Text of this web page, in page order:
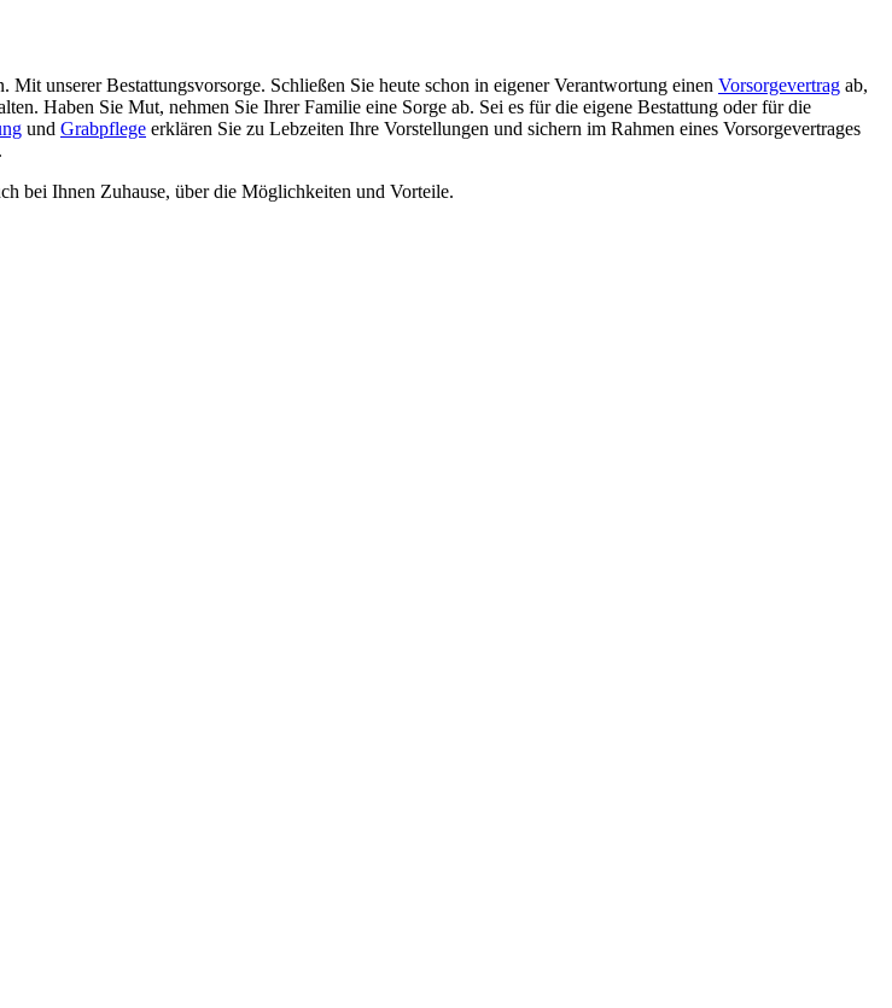
unserer Bestattungsvorsorge. Schließen Sie heute schon in eigener Verantwortung einen Vorsorgevertrag ab,
Haben Sie Mut, nehmen Sie Ihrer Familie eine Sorge ab. Sei es für die eigene Bestattung oder für die
und Grabpflege erklären Sie zu Lebzeiten Ihre Vorstellungen und sichern im Rahmen eines Vorsorgevertrages
bei Ihnen Zuhause, über die Möglichkeiten und Vorteile.